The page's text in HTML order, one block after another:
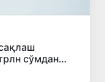
сўмдан